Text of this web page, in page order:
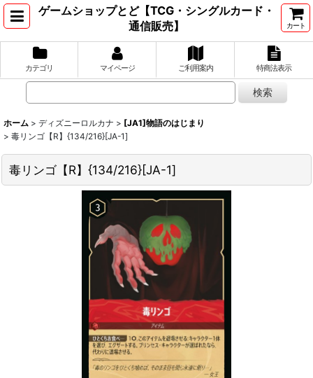
ゲームショップとど【TCG・シングルカード・
通信販売】
カート
カテゴリ マイページ ご利用案内 特商法表示
ホーム > ディズニーロルカナ > [JA1]物語のはじまり
> 毒リンゴ【R】{134/216}[JA-1]
毒リンゴ【R】{134/216}[JA-1]